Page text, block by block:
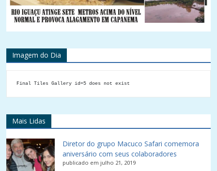
Imagem do Dia
Final Tiles Gallery id=5 does not exist
Mais Lidas
Diretor do grupo Macuco Safari comemora
aniversário com seus colaboradores
publicado em julho 21, 2019